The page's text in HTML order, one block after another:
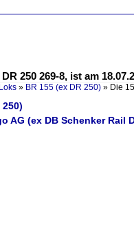
250 269-8, ist am
» BR 155 (ex DR 250) » Die
AG (ex DB Schenker Rail